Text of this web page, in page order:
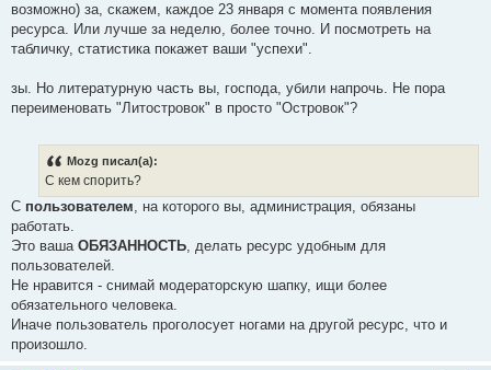
возможно) за, скажем, каждое 23 января с момента появления
ресурса. Или лучше за неделю, более точно. И посмотреть на
табличку, статистика покажет ваши "успехи".
зы. Но литературную часть вы, господа, убили напрочь. Не пора
переименовать "Литостровок" в просто "Островок"?
Mozg писал(а):
С кем спорить?
С пользователем, на которого вы, администрация, обязаны
работать.
Это ваша ОБЯЗАННОСТЬ, делать ресурс удобным для
пользователей.
Не нравится - снимай модераторскую шапку, ищи более
обязательного человека.
Иначе пользователь проголосует ногами на другой ресурс, что и
произошло.